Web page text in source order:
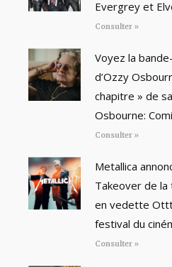
Evergrey et
Consulter »
Voyez la
d’Ozzy
chapitre » de
Osbourne:
Consulter »
Metallica
Takeover de
en vedette
festival du
Consulter »